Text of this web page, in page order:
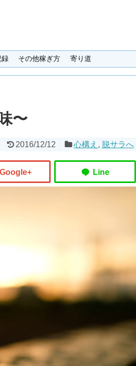
録 その他稼ぎ方 寄り道
〜
2016/12/12 心構え , 脱サラへ